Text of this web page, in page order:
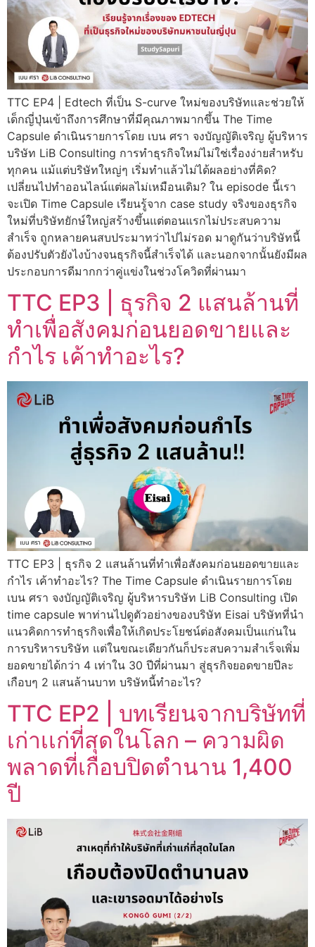
TTC EP4 | Edtech ที่เป็น S-curve ใหม่ของบริษัทและช่วยให้
เด็กญี่ปุ่นเข้าถึงการศึกษาที่มีคุณภาพมากขึ้น The Time
Capsule ดำเนินรายการโดย เบน ศรา จงบัญญัติเจริญ ผู้บริหาร
บริษัท LiB Consulting การทำธุรกิจใหม่ไม่ใช่เรื่องง่ายสำหรับ
ทุกคน แม้แต่บริษัทใหญ่ๆ เริ่มทำแล้วไม่ได้ผลอย่างที่คิด?
เปลี่ยนไปทำออนไลน์แต่ผลไม่เหมือนเดิม? ใน episode นี้เรา
จะเปิด Time Capsule เรียนรู้จาก case study จริงของธุรกิจ
ใหม่ที่บริษัทยักษ์ใหญ่สร้างขึ้นแต่ตอนแรกไม่ประสบความ
สำเร็จ ถูกหลายคนสบประมาทว่าไปไม่รอด มาดูกันว่าบริษัทนี้
ต้องปรับตัวยังไงบ้างจนธุรกิจนี้สำเร็จได้ และนอกจากนั้นยังมีผล
ประกอบการดีมากกว่าคู่แข่งในช่วงโควิดที่ผ่านมา
TTC EP3 | ธุรกิจ 2 แสนล้านที่
ทำเพื่อสังคมก่อนยอดขายและ
กำไร เค้าทำอะไร?
TTC EP3 | ธุรกิจ 2 แสนล้านที่ทำเพื่อสังคมก่อนยอดขายและ
กำไร เค้าทำอะไร? The Time Capsule ดำเนินรายการโดย
เบน ศรา จงบัญญัติเจริญ ผู้บริหารบริษัท LiB Consulting เปิด
time capsule พาท่านไปดูตัวอย่างของบริษัท Eisai บริษัทที่นำ
แนวคิดการทำธุรกิจเพื่อให้เกิดประโยชน์ต่อสังคมเป็นแก่นใน
การบริหารบริษัท แต่ในขณะเดียวกันก็ประสบความสำเร็จเพิ่ม
ยอดขายได้กว่า 4 เท่าใน 30 ปีที่ผ่านมา สู่ธุรกิจยอดขายปีละ
เกือบๆ 2 แสนล้านบาท บริษัทนี้ทำอะไร?
TTC EP2 | บทเรียนจากบริษัทที่
เก่าเเก่ที่สุดในโลก – ความผิด
พลาดที่เกือบปิดตำนาน 1,400
ปี